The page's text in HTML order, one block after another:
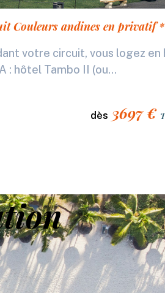
Couleurs andines en privatif
votre circuit, vous logez en
: hôtel Tambo II (ou...
dès 3697€